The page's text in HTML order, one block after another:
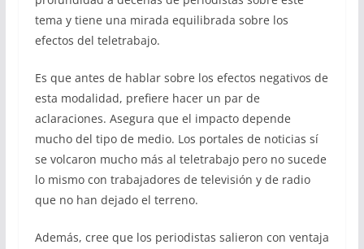
tema y tiene una mirada equilibrada sobre los
efectos del teletrabajo.
Es que antes de hablar sobre los efectos negativos de
esta modalidad, prefiere hacer un par de
aclaraciones. Asegura que el impacto depende
mucho del tipo de medio. Los portales de noticias sí
se volcaron mucho más al teletrabajo pero no sucede
lo mismo con trabajadores de televisión y de radio
que no han dejado el terreno.
Además, cree que los periodistas salieron con ventaja